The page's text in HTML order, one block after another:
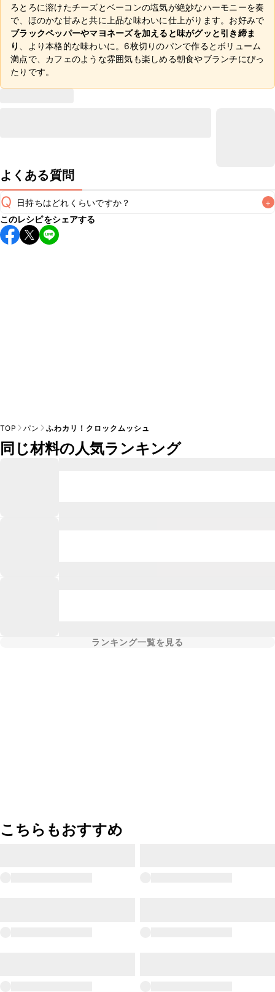
ろとろに溶けたチーズとベーコンの塩気が絶妙なハーモニーを奏
で、ほのかな甘みと共に上品な味わいに仕上がります。お好みで
ブラックペッパーやマヨネーズを加えると味がグッと引き締ま
り
、より本格的な味わいに。6枚切りのパンで作るとボリューム
満点で、カフェのような雰囲気も楽しめる朝食やブランチにぴっ
たりです。
よくある質問
Q 日持ちはどれくらいですか？ +
保存期間は冷蔵で当日中が目安です。なるべくお早めにお召
し上がりください。
このレシピをシェアする
TOP パン ふわカリ！クロックムッシュ
同じ材料の人気ランキング
ランキング一覧を見る
こちらもおすすめ